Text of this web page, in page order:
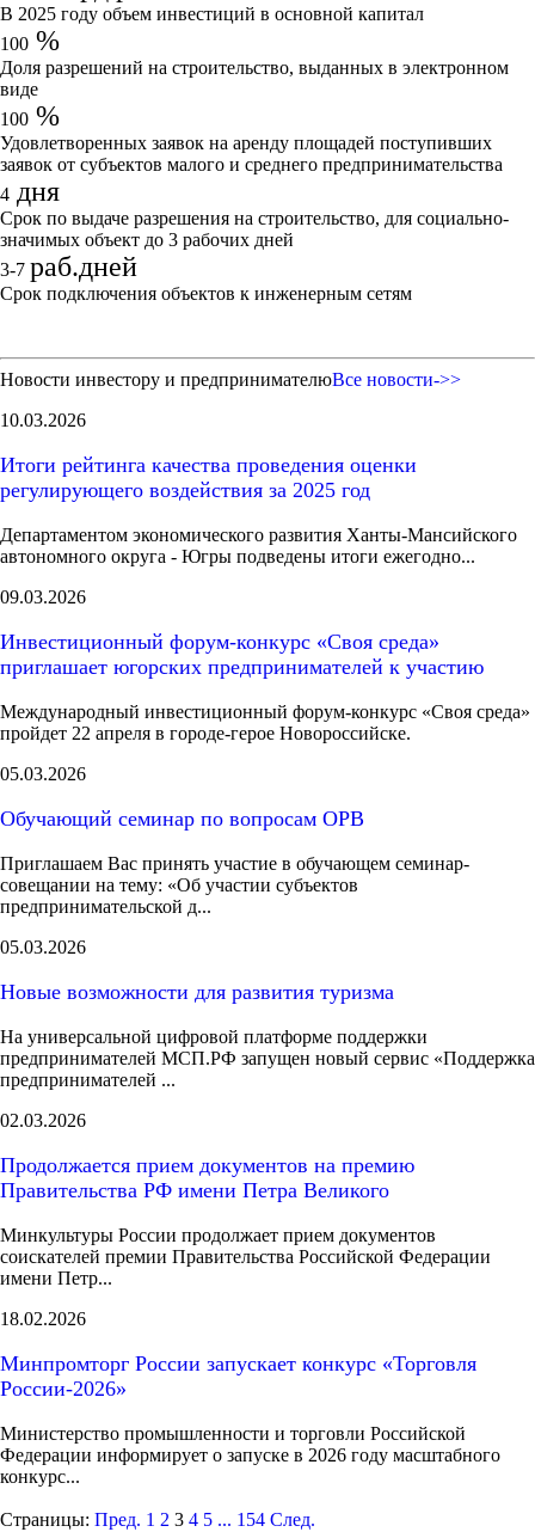
В 2025 году объем инвестиций в основной капитал
100 %
Доля разрешений на строительство, выданных в электронном
виде
100 %
Удовлетворенных заявок на аренду площадей поступивших
заявок от субъектов малого и среднего предпринимательства
4 дня
Срок по выдаче разрешения на строительство, для социально-
значимых объект до 3 рабочих дней
3-7 раб.дней
Срок подключения объектов к инженерным сетям
Новости инвестору и предпринимателюВсе новости->>
10.03.2026
Итоги рейтинга качества проведения оценки
регулирующего воздействия за 2025 год
Департаментом экономического развития Ханты-Мансийского
автономного округа - Югры подведены итоги ежегодно...
09.03.2026
Инвестиционный форум-конкурс «Своя среда»
приглашает югорских предпринимателей к участию
Международный инвестиционный форум-конкурс «Своя среда»
пройдет 22 апреля в городе-герое Новороссийске.
05.03.2026
Обучающий семинар по вопросам ОРВ
Приглашаем Вас принять участие в обучающем семинар-
совещании на тему: «Об участии субъектов
предпринимательской д...
05.03.2026
Новые возможности для развития туризма
На универсальной цифровой платформе поддержки
предпринимателей МСП.РФ запущен новый сервис «Поддержка
предпринимателей ...
02.03.2026
Продолжается прием документов на премию
Правительства РФ имени Петра Великого
Минкультуры России продолжает прием документов
соискателей премии Правительства Российской Федерации
имени Петр...
18.02.2026
Минпромторг России запускает конкурс «Торговля
России-2026»
Министерство промышленности и торговли Российской
Федерации информирует о запуске в 2026 году масштабного
конкурс...
Страницы: Пред. 1 2 3 4 5 ... 154 След.